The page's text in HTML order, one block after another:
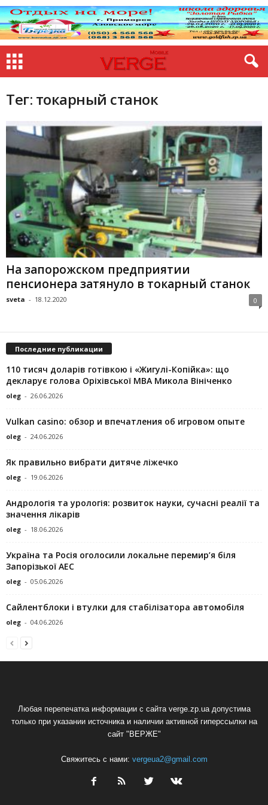
Тег: токарный станок
На запорожском предприятии
пенсионера затянуло в токарный станок
sveta - 18.12.2020 0
Последние публикации
110 тисяч доларів готівкою і «Жигулі-Копійка»: що
декларує голова Оріхівської МВА Микола Вініченко
oleg - 26.06.2026
Vulkan casino: обзор и впечатления об игровом опыте
oleg - 24.06.2026
Як правильно вибрати дитяче ліжечко
oleg - 19.06.2026
Андрологія та урологія: розвиток науки, сучасні реалії та
значення лікарів
oleg - 18.06.2026
Україна та Росія оголосили локальне перемир’я біля
Запорізької АЕС
oleg - 05.06.2026
Сайлентблоки і втулки для стабілізатора автомобіля
oleg - 04.06.2026
Любая перепечатка информации с сайта verge.zp.ua допустима
только при указании источника и наличии активной гиперссылки на
сайт "ВЕРЖЕ"
Свяжитесь с нами: vergeua2@gmail.com